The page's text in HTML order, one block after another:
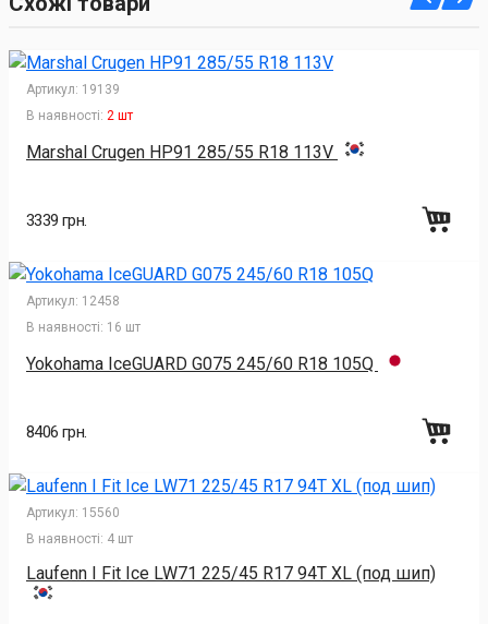
Артикул: 19139
В наявності: 2 шт
Marshal Crugen HP91 285/55 R18 113V
3339 грн.
Артикул: 12458
В наявності: 16 шт
Yokohama IceGUARD G075 245/60 R18 105Q
8406 грн.
Артикул: 15560
В наявності: 4 шт
Laufenn I Fit Ice LW71 225/45 R17 94T XL (под шип)